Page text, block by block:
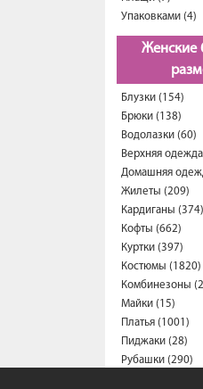
Упаковками (4)
Женские
Блузки (154)
Брюки (138)
Водолазки (60)
Верхняя
Домашняя
Жилеты (209)
Кардиганы (374)
Кофты (662)
Куртки (397)
Костюмы (1820)
Комбинезоны
Майки (15)
Платья (1001)
Пиджаки (28)
Рубашки (290)